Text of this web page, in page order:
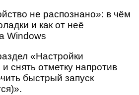
«Настройки
снять отметку напротив
быстрый запуск